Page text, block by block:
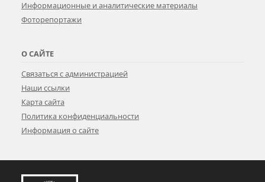
Информационные и аналитические материалы
Фоторепортажи
О САЙТЕ
Связаться с администрацией
Наши ссылки
Карта сайта
Политика конфиденциальности
Информация о сайте